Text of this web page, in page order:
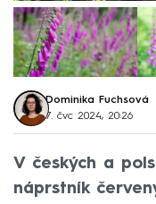
Dominika Fuchsová
7. čvc 2024, 20:26
V českých a
náprstník